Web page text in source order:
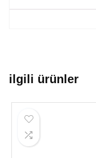
ilgili ürünler